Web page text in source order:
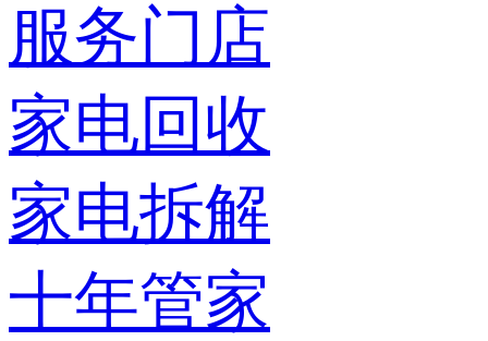
服务门店
家电回收
家电拆解
十年管家